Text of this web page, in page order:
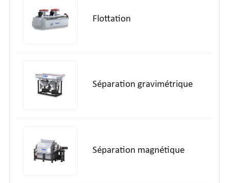
Flottation
Séparation gravimétrique
Séparation magnétique